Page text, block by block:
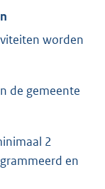
worden
de gemeente
2
en